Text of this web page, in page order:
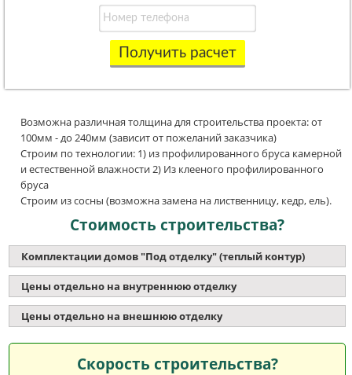
Получить расчет
Возможна различная толщина для строительства проекта: от
100мм - до 240мм (зависит от пожеланий заказчика)
Строим по технологии: 1) из профилированного бруса камерной
и естественной влажности 2) Из клееного профилированного
бруса
Строим из сосны (возможна замена на лиственницу, кедр, ель).
Стоимость строительства?
Комплектации домов "Под отделку" (теплый контур)
Цены отдельно на внутреннюю отделку
Цены отдельно на внешнюю отделку
Скорость строительства?